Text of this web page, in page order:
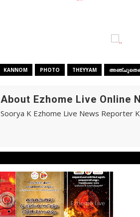
KANNOM PHOTO THEYYAM
About Ezhome Live Online
Soorya K Ezhome Live News Reporter